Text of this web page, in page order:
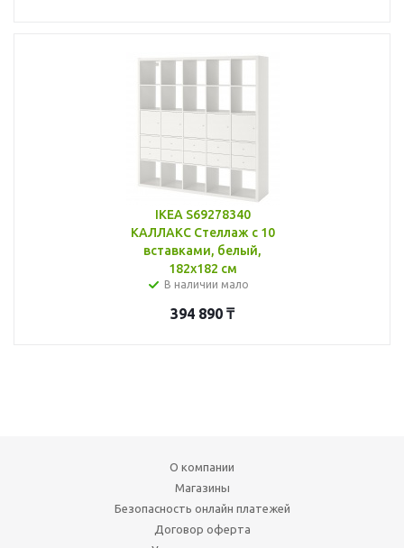
IKEA S69278340
КАЛЛАКС Стеллаж с 10
вставками, белый,
182x182 см
В наличии мало
394 890 ₸
О компании
Магазины
Безопасность онлайн платежей
Договор оферта